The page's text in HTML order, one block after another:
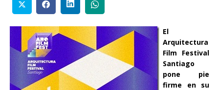
El
Arquitectura
Film Festival
Santiago
pone pie
firme en su